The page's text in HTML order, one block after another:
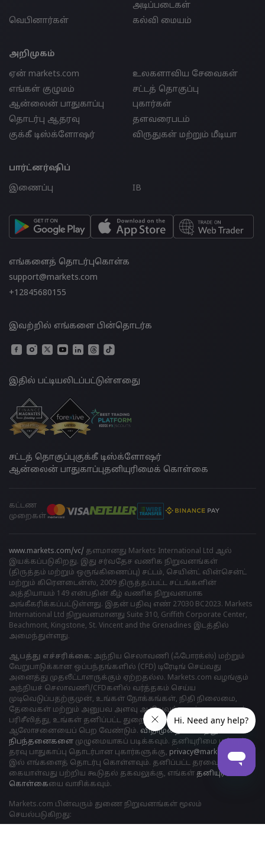
அடிப்படைகள்
வெபினார்கள்
கல்வி மையம்
அறிமுகம்
ஏன் markets.com
உலகளாவிய சேவைகள்
எங்கள் குழுமம்
சட்டத் தொகுப்பு
ஆன்லைன் பாதுகாப்பு
புகார்கள்
தொடர்பு ஆதரவு
தளவரைபடம்
குக்கீ டிஸ்க்ளோஷர்
விருதுகள் மற்றும் மீடியா
பார்ட்னர்ஷிப்
இணைப்பு
IB
எங்களைத் தொடர்புகொள்க
support@markets.com
+12845680155
இவற்றில் எங்களை பின்தொடர்க
இதில் பட்டியலிடப்பட்டுள்ளதுை
சட்டத் தொகுப்புகுக்கீ டிஸ்க்ளோஷர்
ஆன்லைன் பாதுகாப்புதனியுரிமைக் கொள்கை
கட்டண
முறைகள்
www.markets.com/vc/ தளமானது Markets International Ltd ஆல்
இயக்கப்படுகிறது. இது சர்வதேச வணிக நிறுவனங்கள்
(திருத்தம் மற்றும் ஒருங்கிணைப்பு) சட்டம், செயின்ட் வின்சென்ட்
மற்றும் கிரெனடைன்ஸ், 2009 திருத்தப்பட்ட சட்டங்களின்
அத்தியாயம் 149 என்பதின் கீழ் வணிக நிறுவனமாக
அங்கீகரிக்கப்பட்டுள்ளது. இதன் பதிவு எண் 27030 BC2023. Markets
International Ltd நிறுவனமானது Suite 310, Griffith Corporate Center,
Beachmont, Kingstone, St. Vincent and the Grenadines இடத்தில்
அமைந்துள்ளது.
ஆபத்து எச்சரிக்கை: அந்நிய செலாவணி (ஃபோரக்ஸ்) மற்றும்
வேறுபாடுக்கான ஒப்பந்தங்களில் (CFD) டிரேடிங் செய்வது
அனைத்து முதலீட்டாளருக்கும் ஏற்றதல்ல. Markets.com வழங்கும்
அந்நியச் செலாவணி/CFDகளில் வர்த்தகம் செய்ய
முடிவெடுப்பதற்குமுன், உங்கள் நோக்கங்கள், நிதி நிலைமை,
தேவைகள் மற்றும் அனுபவ அளவு ஆகியவற்றைக் கவனமாகப்
பரிசீலித்து, உங்கள் தனிப்பட்ட துறைசார் நிபுணரின்
ஆலோசனையைப் பெற வேண்டும். விதிமுறைகள் மற்றும்
நிபந்தனைகளை முழுமையாகப் படிக்கவும். தனியுரிமை மற்றும்
தரவு பாதுகாப்பு தொடர்பான புகார்களுக்கு, privacy@markets.com
இல் எங்களைத் தொடர்பு கொள்ளவும். தனிப்பட்ட தரவைக்
கையாள்வது பற்றிய கூடுதல் தகவலுக்கு, எங்கள் தனியுரிமைக்
கொள்கையை வாசிக்கவும்.
Markets.com பின்வரும் துணை நிறுவனங்கள் மூலம்
செயல்படுகிறது: